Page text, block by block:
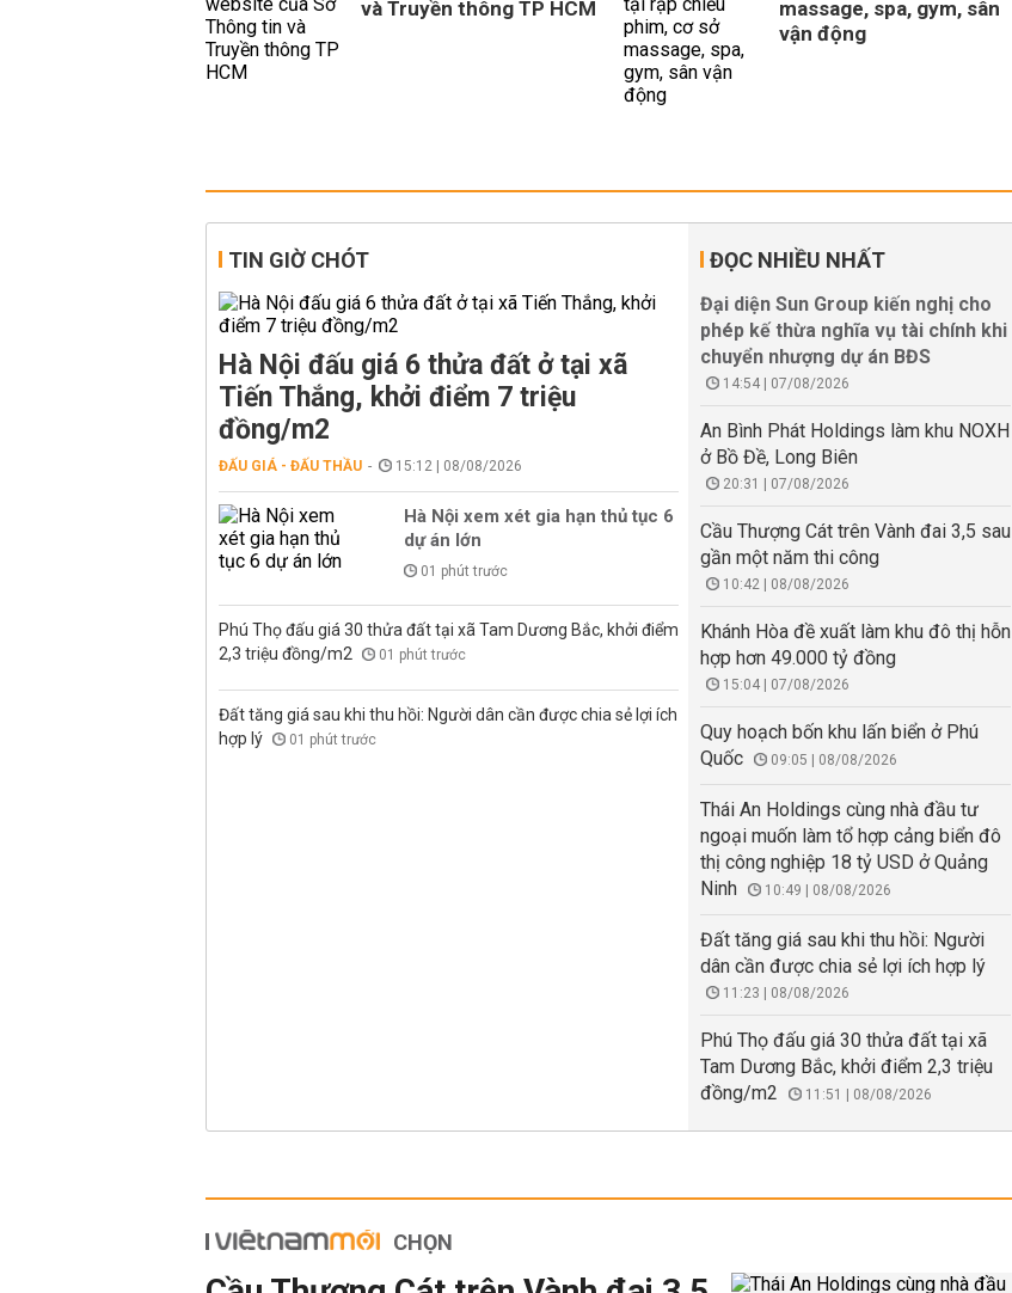
và Truyền thông TP HCM
massage, spa, gym, sân
vận động
TIN GIỜ CHÓT
Hà Nội đấu giá 6 thửa đất ở tại xã
Tiến Thắng, khởi điểm 7 triệu
đồng/m2
ĐẤU GIÁ - ĐẤU THẦU 15:12 | 08/08/2026
Hà Nội xem xét gia hạn thủ tục 6
dự án lớn
01 phút trước
Phú Thọ đấu giá 30 thửa đất tại xã Tam Dương Bắc, khởi điểm
2,3 triệu đồng/m2
01 phút trước
Đất tăng giá sau khi thu hồi: Người dân cần được chia sẻ lợi ích
hợp lý
01 phút trước
ĐỌC NHIỀU NHẤT
Đại diện Sun Group kiến nghị cho
phép kế thừa nghĩa vụ tài chính khi
chuyển nhượng dự án BĐS
14:54 | 07/08/2026
An Bình Phát Holdings làm khu NOXH
ở Bồ Đề, Long Biên
20:31 | 07/08/2026
Cầu Thượng Cát trên Vành đai 3,5 sau
gần một năm thi công
10:42 | 08/08/2026
Khánh Hòa đề xuất làm khu đô thị hỗn
hợp hơn 49.000 tỷ đồng
15:04 | 07/08/2026
Quy hoạch bốn khu lấn biển ở Phú
Quốc
09:05 | 08/08/2026
Thái An Holdings cùng nhà đầu tư
ngoại muốn làm tổ hợp cảng biển đô
thị công nghiệp 18 tỷ USD ở Quảng
Ninh
10:49 | 08/08/2026
Đất tăng giá sau khi thu hồi: Người
dân cần được chia sẻ lợi ích hợp lý
11:23 | 08/08/2026
Phú Thọ đấu giá 30 thửa đất tại xã
Tam Dương Bắc, khởi điểm 2,3 triệu
đồng/m2
11:51 | 08/08/2026
CHỌN